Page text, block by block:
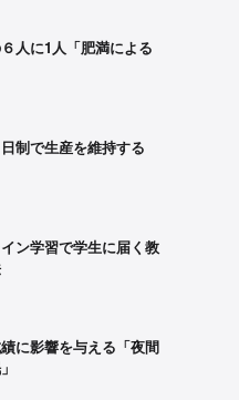
人に1人「肥満による
制で生産を維持する
ン学習で学生に届く教
に影響を与える「夜間